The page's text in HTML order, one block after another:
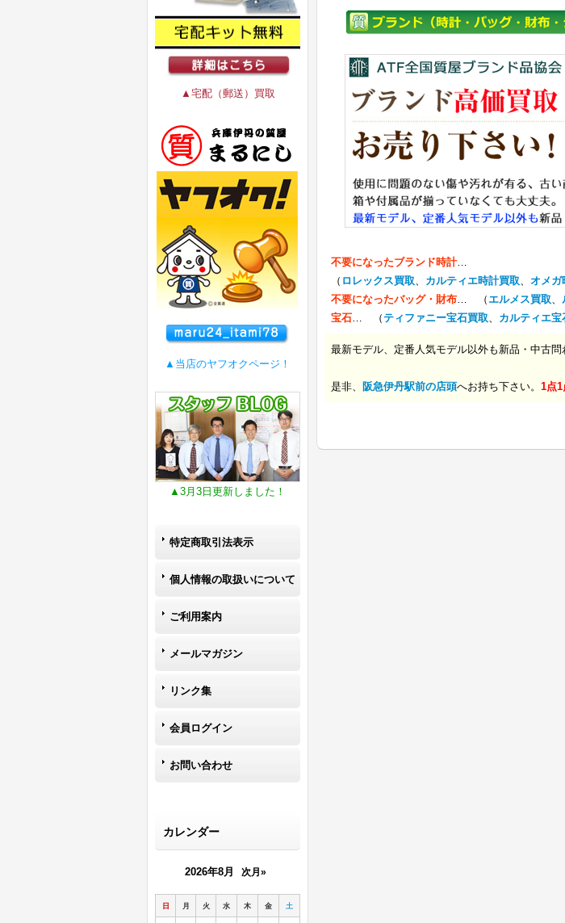
▲宅配（郵送）買取
▲当店のヤフオクページ！
▲3月3日更新しました！
特定商取引法表示
個人情報の取扱いについて
ご利用案内
メールマガジン
リンク集
会員ログイン
お問い合わせ
カレンダー
2026年8月 次月»
日 月 火 水 木 金 土
不要になったブランド時計…
（ ロレックス買取、 カルティエ時計買取、 オメガ
不要になったバッグ・財布… （ エルメス買取、
宝石… （ティファニー宝石買取、 カルティエ宝
最新モデル、定番人気モデル以外も新品・中古
是非、 阪急伊丹駅前の店頭へお持ち下さい。 1点1